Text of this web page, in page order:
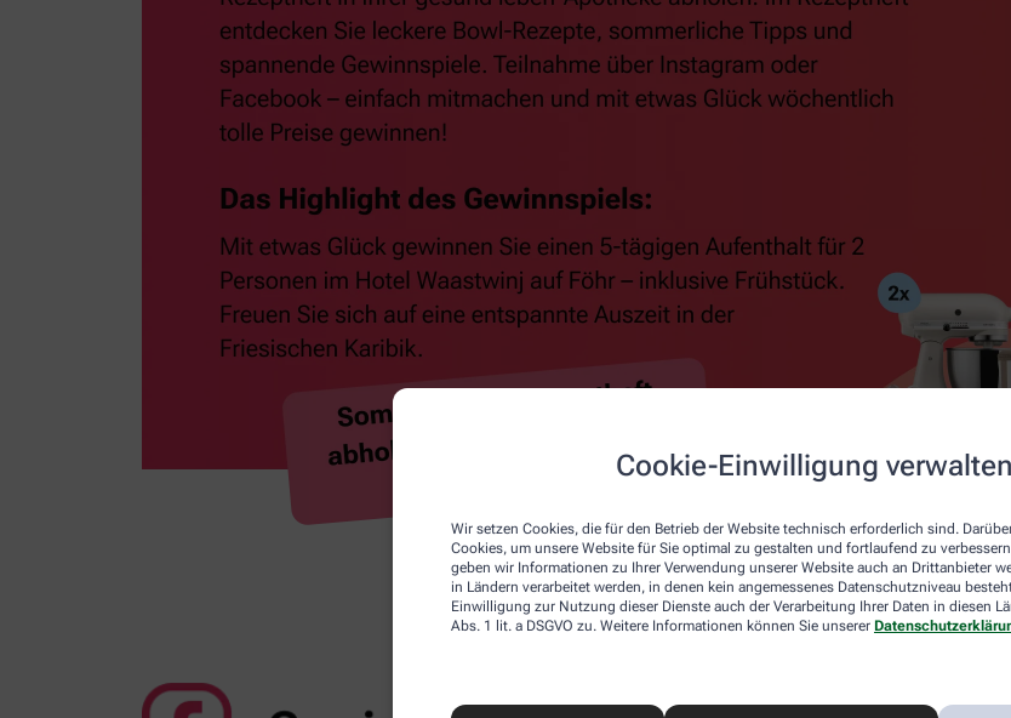
Cookie-Einwilligung verwalten
Wir setzen Cookies, die für den Betrieb der Website technisch erforderlich sind.
Cookies, um unsere Website für Sie optimal zu gestalten und fortlaufend zu
geben wir Informationen zu Ihrer Verwendung unserer Website auch an Drittanbieter
in Ländern verarbeitet werden, in denen kein angemessenes Datenschutzniveau
Einwilligung zur Nutzung dieser Dienste auch der Verarbeitung Ihrer Daten in diesen
Abs. 1 lit. a DSGVO zu. Weitere Informationen können Sie unserer